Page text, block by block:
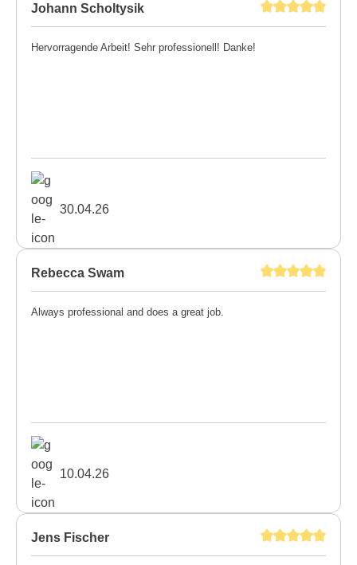
Johann Scholtysik
Hervorragende Arbeit! Sehr professionell! Danke!
30.04.26
Rebecca Swam
Always professional and does a great job.
10.04.26
Jens Fischer